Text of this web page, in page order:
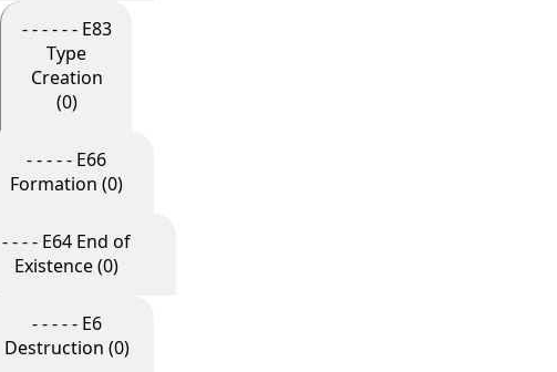
- - - - - - E83
Type
Creation
(0)
- - - - - E66
Formation (0)
- - - - E64 End of
Existence (0)
- - - - - E6
Destruction (0)